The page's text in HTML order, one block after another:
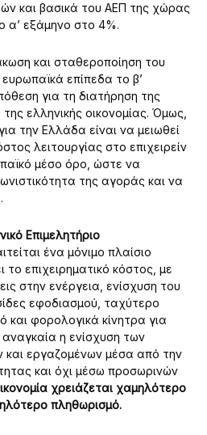
και βασικά του ΑΕΠ της χώρας
α’ εξάμηνο στο 4%.
και σταθεροποίηση του
επίπεδα το β’
για τη διατήρηση της
ελληνικής οικονομίας. Όμως,
την Ελλάδα είναι να μειωθεί
λειτουργίας στο επιχειρείν
μέσο όρο, ώστε να
της αγοράς και να
Επιμελητήριο
ένα μόνιμο πλαίσιο
το επιχειρηματικό κόστος, με
στην ενέργεια, ενίσχυση του
εφοδιασμού, ταχύτερο
και φορολογικά κίνητρα για
αναγκαία η ενίσχυση των
εργαζομένων μέσα από την
και όχι μέσω προσωρινών
χρειάζεται χαμηλότερο
πληθωρισμό.